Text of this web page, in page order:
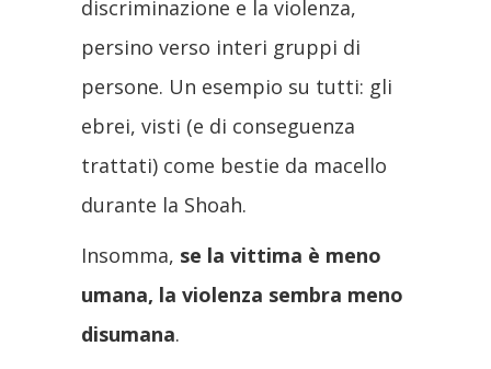
discriminazione e la violenza,
persino verso interi gruppi di
persone. Un esempio su tutti: gli
ebrei, visti (e di conseguenza
trattati) come bestie da macello
durante la Shoah.
Insomma, se la vittima è meno
umana, la violenza sembra meno
disumana.